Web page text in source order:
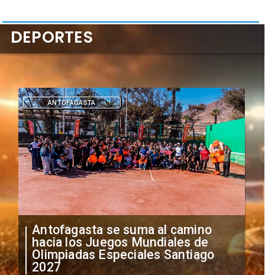
"Falta de profesionalismo": Sifup
anuncia medidas por situación
irregular de futbolistas
extranjeros
DEPORTES
DEPORTES